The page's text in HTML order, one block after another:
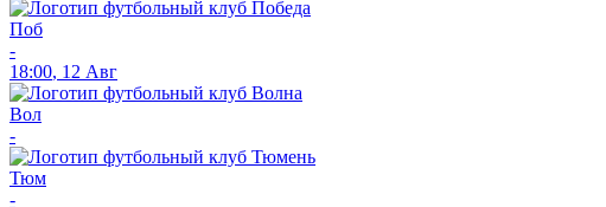
Поб
-
18:00, 12 Авг
Вол
-
Тюм
-